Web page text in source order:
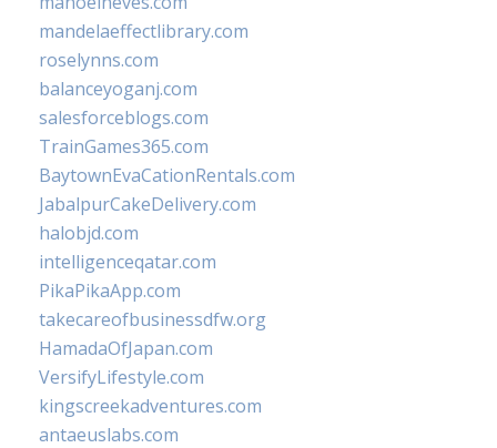
mandelaeffectlibrary.com
roselynns.com
balanceyoganj.com
salesforceblogs.com
TrainGames365.com
BaytownEvaCationRentals.com
JabalpurCakeDelivery.com
halobjd.com
intelligenceqatar.com
PikaPikaApp.com
takecareofbusinessdfw.org
HamadaOfJapan.com
VersifyLifestyle.com
kingscreekadventures.com
antaeuslabs.com